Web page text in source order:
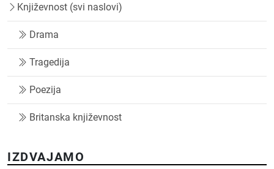
Književnost (svi naslovi)
Drama
Tragedija
Poezija
Britanska književnost
IZDVAJAMO